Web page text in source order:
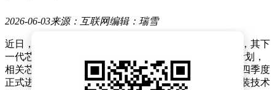
2026-06-03来源：互联网编辑：瑞雪
近日，半导体行业传来一则重磅消息：联发科正式宣布，其下
一代芯片将独家采用英特尔的EMIB-T封装技术。根据计划，
相关芯片将于2026年第四季度完成流片，并在2027年第四季度
正式进入量产阶段。这一决定引发了业界对未来芯片封装技术